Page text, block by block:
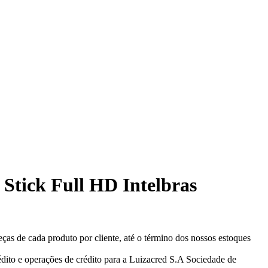
Stick Full HD Intelbras
de cada produto por cliente, até o término dos nossos estoques
e operações de crédito para a Luizacred S.A Sociedade de